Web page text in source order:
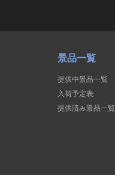
景品一覧
提供中景品一覧
入荷予定表
提供済み景品一覧